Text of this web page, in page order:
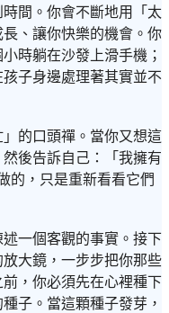
間。你會不斷地用「太
、讓你快樂的機會。你
時躺在沙發上滑手機；
子身邊處理著其實並不
的口頭禪。當你又想這
後告訴自己：「我擁有
的，只是重新看看它們
一個客觀的事實。接下
大鏡，一步步把你那些
前，你必須先在心裡種下
子。當這顆種子發芽，